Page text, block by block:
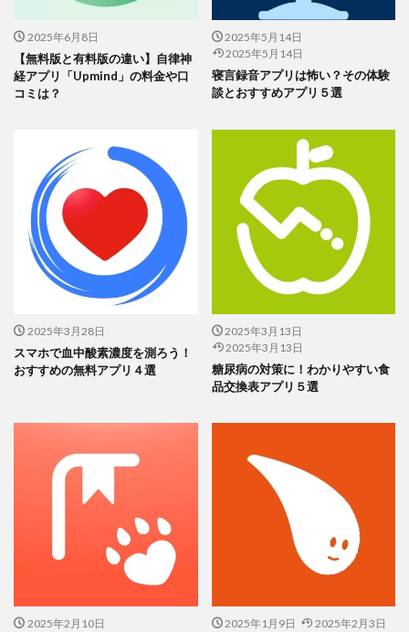
いて、医療機器ほど正確じゃないにしても、手軽にチェックでき
るのが便利。ただし、あくまでも参考値として見てほしいと思い
ます。もし異常な数値が出たら、医療機関を受診してください。
血中酸素濃度が93%だと重症ですか？
血中酸素濃度（酸素飽和度）が93％って、実はちょっと微妙なラ
インなんです。
ふつう、健康な人の酸素飽和度はだいたい 96〜
くらい。これは血液中のヘモグロビンがしっかり酸素と結び
ついているから、安定してこの数値になるわけです。
2025年6月8日
【無料版と有料版の違い】自律神
経アプリ「Upmind」の料金や口
コミは？
2025年5月14日
2025年5月14日
寝言録音アプリは怖い？その体験
談とおすすめアプリ５選
2025年3月28日
スマホで血中酸素濃度を測ろう！
おすすめの無料アプリ４選
2025年3月13日
2025年3月13日
糖尿病の対策に！わかりやすい食
品交換表アプリ５選
2025年2月10日
2025年1月9日 2025年2月3日